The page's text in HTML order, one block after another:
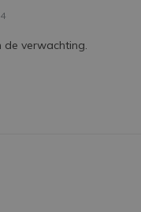
de verwachting.